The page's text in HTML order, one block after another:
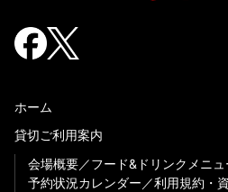
ホーム
貸切ご利用案内
会場概要
フード&ドリンクメニュ
予約状況カレンダー
利用規約・